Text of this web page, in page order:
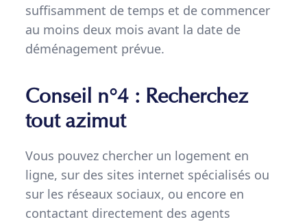
suffisamment de temps et de commencer
au moins deux mois avant la date de
déménagement prévue.
Conseil n°4 : Recherchez
tout azimut
Vous pouvez chercher un logement en
ligne, sur des sites internet spécialisés ou
sur les réseaux sociaux, ou encore en
contactant directement des agents